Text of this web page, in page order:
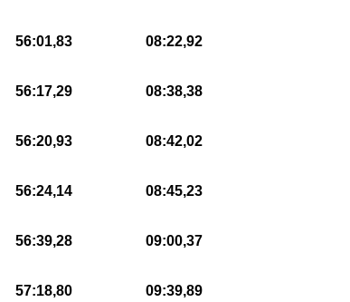
56:01,83 08:22,92
56:17,29 08:38,38
56:20,93 08:42,02
56:24,14 08:45,23
56:39,28 09:00,37
57:18,80 09:39,89